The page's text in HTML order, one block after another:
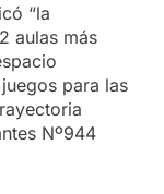
“la
aulas más
para las
Nº944